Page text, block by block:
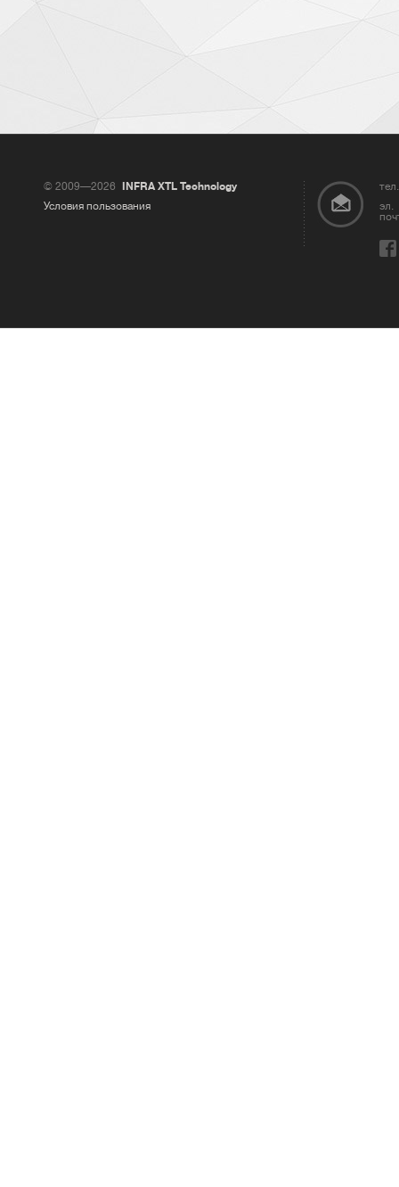
© 2009—2026
INFRA XTL Technology
Условия пользования
эл.